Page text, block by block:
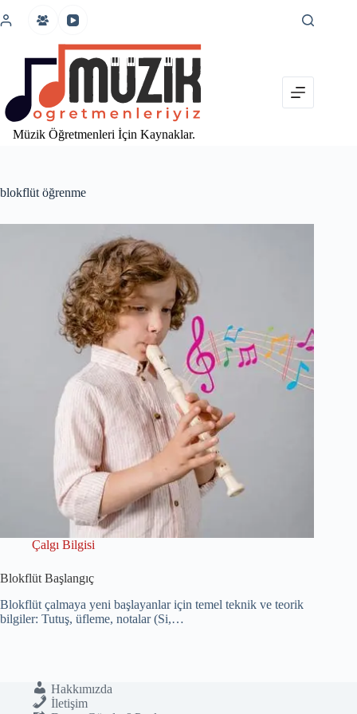
atla
Müzik Öğretmenleri İçin Kaynaklar.
blokflüt öğrenme
Çalgı Bilgisi
Blokflüt Başlangıç
Blokflüt çalmaya yeni başlayanlar için temel teknik ve teorik
bilgiler: Tutuş, üfleme, notalar (Si,…
Hakkımızda
İletişim